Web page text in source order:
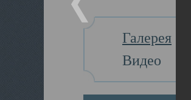
Галерея
Видео